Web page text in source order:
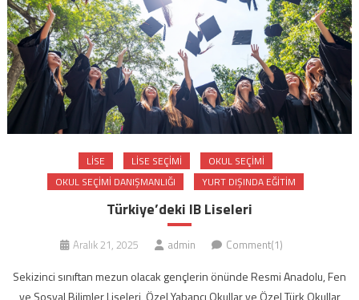
LISE LISE SEÇIMI
OKUL SEÇIMI
OKUL SEÇIMI DANIŞMANLIĞI
YURT DIŞINDA EĞITIM
Türkiye’deki IB Liseleri
Aralık 21, 2025 admin Comment(1)
Sekizinci sınıftan mezun olacak gençlerin önünde Resmi Anadolu, Fen
ve Sosyal Bilimler Liseleri, Özel Yabancı Okullar ve Özel Türk Okullar